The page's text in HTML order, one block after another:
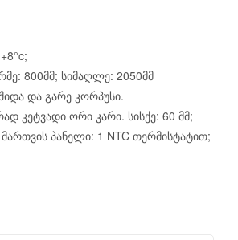
800მმ; სიმაღლე: 2050მმ
და გარე კორპუსი.
კეტვადი ორი კარი. სისქე: 60 მმ;
პანელი: 1 NTC თერმისტატით;